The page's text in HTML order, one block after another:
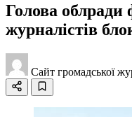
Голова облради
журналістів
Сайт громадської